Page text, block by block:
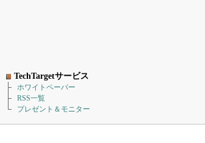
TechTargetサービス
ホワイトペーパー
RSS一覧
プレゼント＆モニター